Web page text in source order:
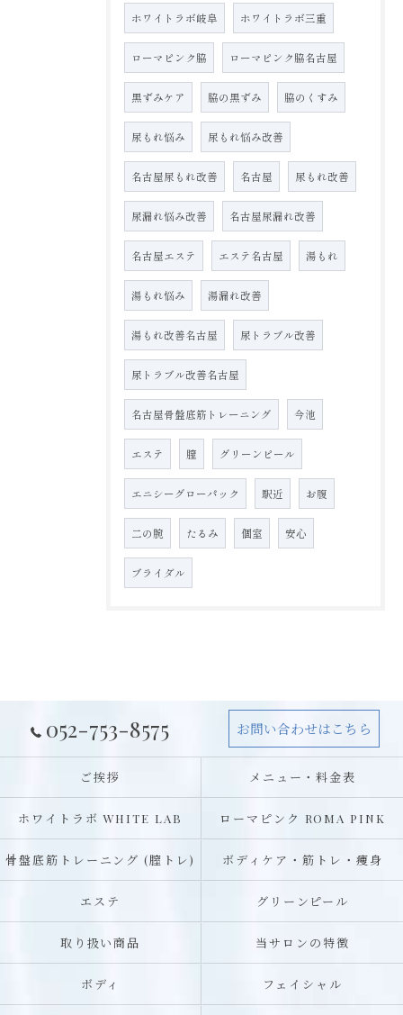
ホワイトラボ岐阜 ホワイトラボ三重
ローマピンク脇 ローマピンク脇名古屋
黒ずみケア 脇の黒ずみ 脇のくすみ
尿もれ悩み 尿もれ悩み改善
名古屋尿もれ改善 名古屋 尿もれ改善
尿漏れ悩み改善 名古屋尿漏れ改善
名古屋エステ エステ名古屋 湯もれ
湯もれ悩み 湯漏れ改善
湯もれ改善名古屋 尿トラブル改善
尿トラブル改善名古屋
名古屋骨盤底筋トレーニング 今池
エステ 膣 グリーンピール
エニシーグローパック 駅近 お腹
二の腕 たるみ 個室 安心
ブライダル
052-753-8575 お問い合わせはこちら
ご挨拶 メニュー・料金表
ホワイトラボ WHITE LAB ローマピンク ROMA PINK
骨盤底筋トレーニング (膣トレ) ボディケア・筋トレ・痩身
エステ グリーンピール
取り扱い商品 当サロンの特徴
ボディ フェイシャル